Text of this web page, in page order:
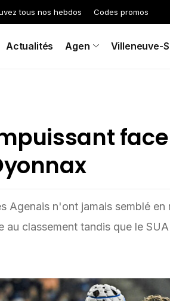
tous nos hebdos Codes promos
Actualités Agen Villeneuve-
Agenais n'ont jamais semblé
au classement tandis que le